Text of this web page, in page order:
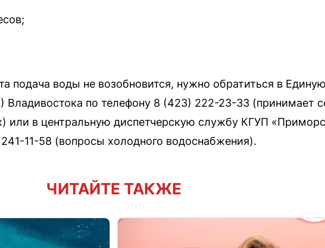
подача воды не возобновится, нужно обратиться в
по телефону 8 (423) 222-23-33 (принимает
или в центральную диспетчерскую службу КГУП
11-58 (вопросы холодного водоснабжения).
ЧИТАЙТЕ ТАКЖЕ